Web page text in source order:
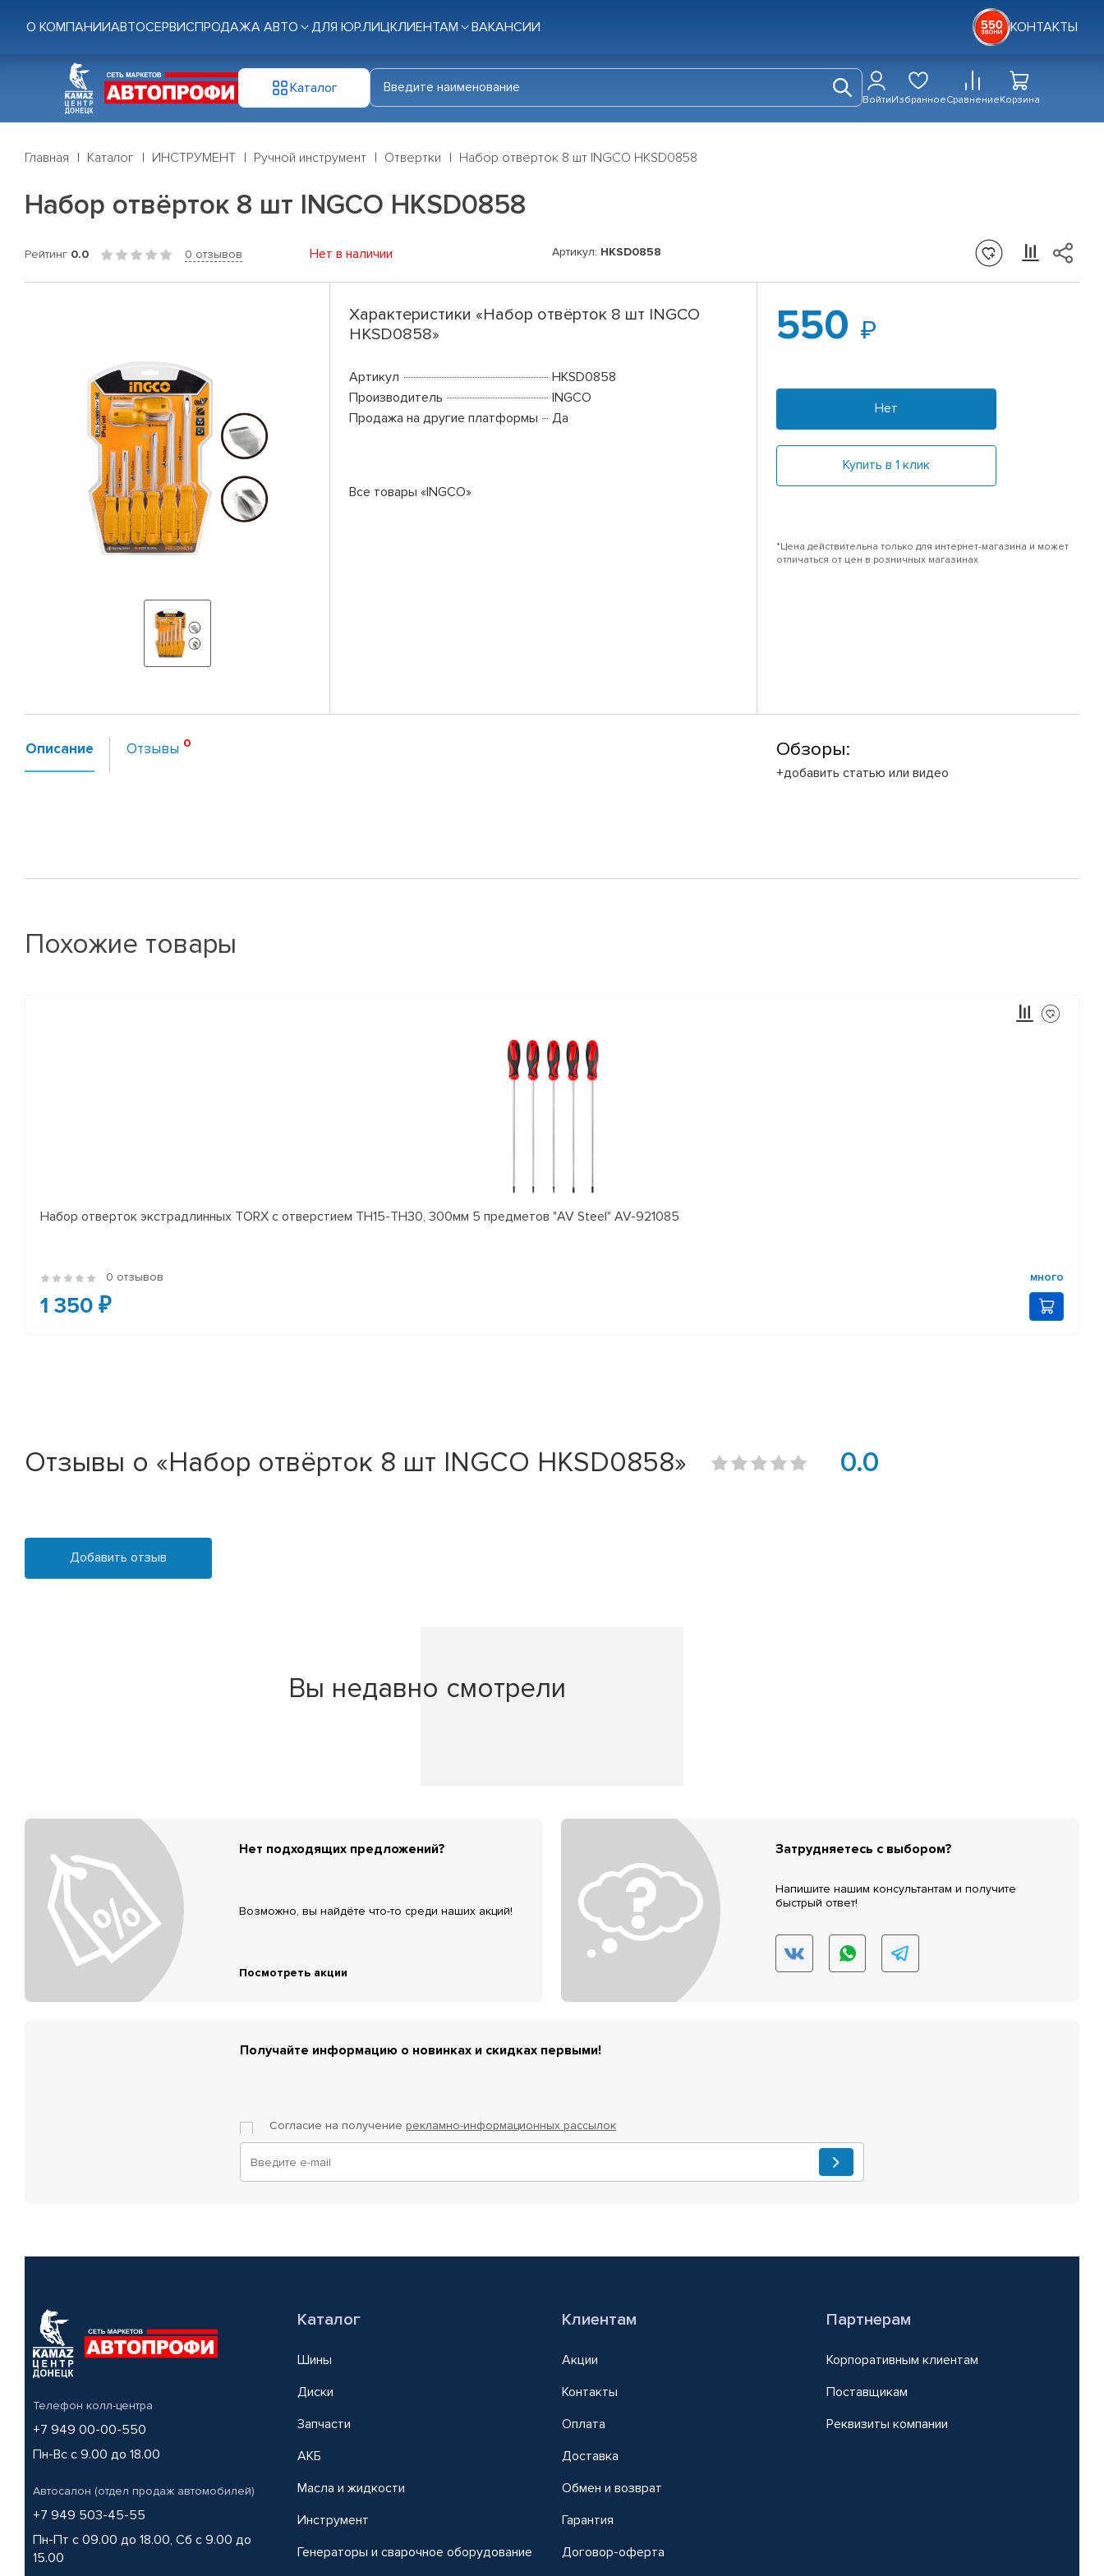
О КОМПАНИИАВТОСЕРВИСПРОДАЖА АВТО ДЛЯ ЮР.ЛИЦКЛИЕНТАМ ВАКАНСИИ КОНТАКТЫ
Каталог
ВойтиИзбранноеСравнениеКорзина
Главная Каталог ИНСТРУМЕНТ Ручной инструмент Отвертки Набор отвëрток 8 шт INGCO HKSD0858
Набор отвëрток 8 шт INGCO HKSD0858
Рейтинг 0.0 0 отзывов Нет в наличии Артикул: HKSD0858
Характеристики «Набор отвëрток 8 шт INGCO
HKSD0858»
Артикул
HKSD0858
Производитель
INGCO
Продажа на другие платформы
Да
Все товары «INGCO»
550
Нет
Купить в 1 клик
*Цена действительна только для интернет-магазина и может
отличаться от цен в розничных магазинах
Описание Отзывы Обзоры:
+добавить статью или видео
Похожие товары
Набор отверток экстрадлинных TORX с отверстием TH15-TH30, 300мм 5 предметов "AV Steel" AV-921085
0 отзывов много
1 350 ₽
Отзывы о «Набор отвëрток 8 шт INGCO HKSD0858» 0.0
Добавить отзыв
Вы недавно смотрели
Нет подходящих предложений?
Возможно, вы найдёте что-то среди наших акций!
Посмотреть акции
Затрудняетесь с выбором?
Напишите нашим консультантам и получите
быстрый ответ!
Получайте информацию о новинках и скидках первыми!
Согласие на получение рекламно-информационных рассылок
Телефон колл-центра
+7 949 00-00-550
Пн-Вс с 9.00 до 18.00
Автосалон (отдел продаж автомобилей)
+7 949 503-45-55
Пн-Пт с 09.00 до 18.00, Сб с 9.00 до
15.00
Каталог
Шины
Диски
Запчасти
АКБ
Масла и жидкости
Инструмент
Генераторы и сварочное оборудование
Клиентам
Акции
Контакты
Оплата
Доставка
Обмен и возврат
Гарантия
Договор-оферта
Партнерам
Корпоративным клиентам
Поставщикам
Реквизиты компании